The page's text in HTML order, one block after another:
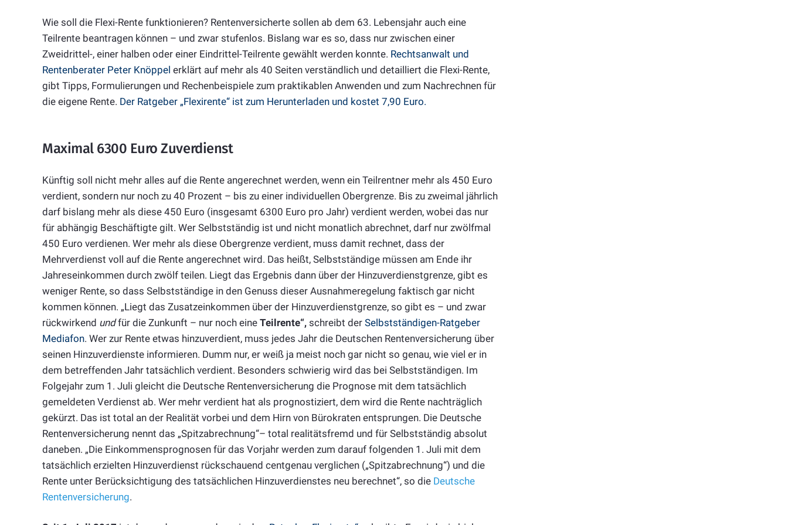
Wie soll die Flexi-Rente funktionieren? Rentenversicherte sollen ab dem 63. Lebensjahr auch eine
Teilrente beantragen können – und zwar stufenlos. Bislang war es so, dass nur zwischen einer
Zweidrittel-, einer halben oder einer Eindrittel-Teilrente gewählt werden konnte. Rechtsanwalt und
Rentenberater Peter Knöppel erklärt auf mehr als 40 Seiten verständlich und detailliert die Flexi-Rente,
gibt Tipps, Formulierungen und Rechenbeispiele zum praktikablen Anwenden und zum Nachrechnen für
die eigene Rente. Der Ratgeber „Flexirente“ ist zum Herunterladen und kostet 7,90 Euro.
Maximal 6300 Euro Zuverdienst
Künftig soll nicht mehr alles auf die Rente angerechnet werden, wenn ein Teilrentner mehr als 450 Euro
verdient, sondern nur noch zu 40 Prozent – bis zu einer individuellen Obergrenze. Bis zu zweimal jährlich
darf bislang mehr als diese 450 Euro (insgesamt 6300 Euro pro Jahr) verdient werden, wobei das nur
für abhängig Beschäftigte gilt. Wer Selbstständig ist und nicht monatlich abrechnet, darf nur zwölfmal
450 Euro verdienen. Wer mehr als diese Obergrenze verdient, muss damit rechnet, dass der
Mehrverdienst voll auf die Rente angerechnet wird. Das heißt, Selbstständige müssen am Ende ihr
Jahreseinkommen durch zwölf teilen. Liegt das Ergebnis dann über der Hinzuverdienstgrenze, gibt es
weniger Rente, so dass Selbstständige in den Genuss dieser Ausnahmeregelung faktisch gar nicht
kommen können. „Liegt das Zusatzeinkommen über der Hinzuverdienstgrenze, so gibt es – und zwar
rückwirkend undfür die Zunkunft – nur noch eine Teilrente“, schreibt der Selbstständigen-Ratgeber
Mediafon. Wer zur Rente etwas hinzuverdient, muss jedes Jahr die Deutschen Rentenversicherung über
seinen Hinzuverdienste informieren. Dumm nur, er weiß ja meist noch gar nicht so genau, wie viel er in
dem betreffenden Jahr tatsächlich verdient. Besonders schwierig wird das bei Selbstständigen. Im
Folgejahr zum 1. Juli gleicht die Deutsche Rentenversicherung die Prognose mit dem tatsächlich
gemeldeten Verdienst ab. Wer mehr verdient hat als prognostiziert, dem wird die Rente nachträglich
gekürzt. Das ist total an der Realität vorbei und dem Hirn von Bürokraten entsprungen. Die Deutsche
Rentenversicherung nennt das „Spitzabrechnung“– total realitätsfremd und für Selbstständig absolut
daneben. „Die Einkommensprognosen für das Vorjahr werden zum darauf folgenden 1. Juli mit dem
tatsächlich erzielten Hinzuverdienst rückschauend centgenau verglichen („Spitzabrechnung“) und die
Rente unter Berücksichtigung des tatsächlichen Hinzuverdienstes neu berechnet“, so die Deutsche
Rentenversicherung.